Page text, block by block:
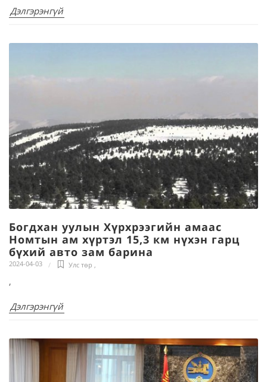
Дэлгэрэнгүй
Богдхан уулын Хүрхрээгийн амаас
Номтын ам хүртэл 15,3 км нүхэн гарц
бүхий авто зам барина
2024-04-03 Улс төр ,
,
Дэлгэрэнгүй